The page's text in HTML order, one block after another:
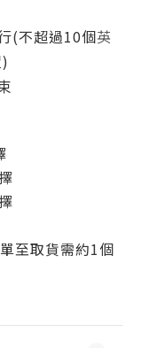
(不超過10個英
至取貨需約1個